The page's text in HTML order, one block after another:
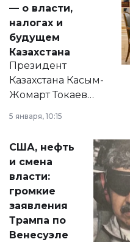
— о власти,
налогах и
будущем
Казахстана
Президент
Казахстана Касым-
Жомарт Токаев
сразу несколько
актуальных тем —
от слухов о
политических
реформах до
вопросов армии,
экономики и
личного здоровья.
5 января, 10:15
США, нефть
и смена
власти:
громкие
заявления
Трампа по
Венесуэле